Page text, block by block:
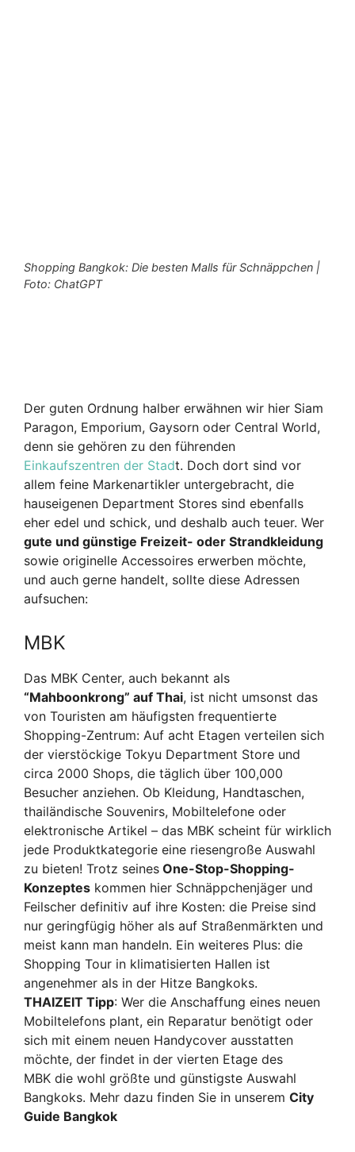
Shopping Bangkok: Die besten Malls für Schnäppchen |
Foto: ChatGPT
Der guten Ordnung halber erwähnen wir hier Siam
Paragon, Emporium, Gaysorn oder Central World,
denn sie gehören zu den führenden
Einkaufszentren der Stadt. Doch dort sind vor
allem feine Markenartikler untergebracht, die
hauseigenen Department Stores sind ebenfalls
eher edel und schick, und deshalb auch teuer. Wer
gute und günstige Freizeit- oder Strandkleidung
sowie originelle Accessoires erwerben möchte,
und auch gerne handelt, sollte diese Adressen
aufsuchen:
MBK
Das MBK Center, auch bekannt als
“Mahboonkrong” auf Thai, ist nicht umsonst das
von Touristen am häufigsten frequentierte
Shopping-Zentrum: Auf acht Etagen verteilen sich
der vierstöckige Tokyu Department Store und
circa 2000 Shops, die täglich über 100,000
Besucher anziehen. Ob Kleidung, Handtaschen,
thailändische Souvenirs, Mobiltelefone oder
elektronische Artikel – das MBK scheint für wirklich
jede Produktkategorie eine riesengroße Auswahl
zu bieten! Trotz seines One-Stop-Shopping-
Konzeptes kommen hier Schnäppchenjäger und
Feilscher definitiv auf ihre Kosten: die Preise sind
nur geringfügig höher als auf Straßenmärkten und
meist kann man handeln. Ein weiteres Plus: die
Shopping Tour in klimatisierten Hallen ist
angenehmer als in der Hitze Bangkoks.
THAIZEIT Tipp: Wer die Anschaffung eines neuen
Mobiltelefons plant, ein Reparatur benötigt oder
sich mit einem neuen Handycover ausstatten
möchte, der findet in der vierten Etage des
MBK die wohl größte und günstigste Auswahl
Bangkoks. Mehr dazu finden Sie in unserem City
Guide Bangkok